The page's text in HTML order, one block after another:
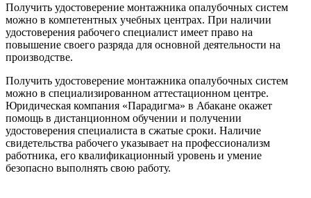
Получить удостоверение монтажника опалубочных систем
можно в компетентных учебных центрах. При наличии
удостоверения рабочего специалист имеет право на
повышение своего разряда для основной деятельности на
производстве.
Получить удостоверение монтажника опалубочных систем
можно в специализированном аттестационном центре.
Юридическая компания «Парадигма» в Абакане окажет
помощь в дистанционном обучении и получении
удостоверения специалиста в сжатые сроки. Наличие
свидетельства рабочего указывает на профессионализм
работника, его квалификационный уровень и умение
безопасно выполнять свою работу.